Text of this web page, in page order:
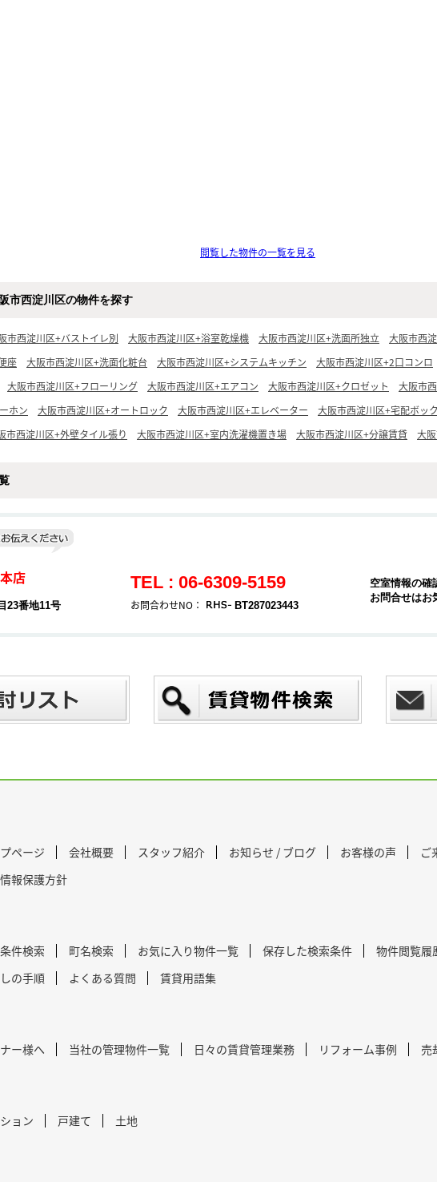
閲覧した物件の一覧を見る
市西淀川区の物件を探す
市西淀川区+バストイレ別 大阪市西淀川区+浴室乾燥機 大阪市西淀川区+洗面所独立
大阪市西
座
大阪市西淀川区+洗面化粧台 大阪市西淀川区+システムキッチン
大阪市西淀川区+2口コンロ
大阪市西淀川区+フローリング 大阪市西淀川区+エアコン 大阪市西淀川区+クロゼット
大阪市
ホン
大阪市西淀川区+オートロック 大阪市西淀川区+エレベーター
大阪市西淀川区+宅配ボッ
市西淀川区+外壁タイル張り 大阪市西淀川区+室内洗濯機置き場 大阪市西淀川区+分譲賃貸 大
店
23番地11号
TEL : 06-6309-5159
お問合わせNO： BT287023443
空室情報の確
お問合せはお
ページ 会社概要 スタッフ紹介 お知らせ / ブログ お客様の声
ご
報保護方針
件検索 町名検索 お気に入り物件一覧 保存した検索条件
物件閲覧履
の手順
よくある質問 賃貸用語集
ー様へ 当社の管理物件一覧 日々の賃貸管理業務 リフォーム事例 売
ョン 戸建て 土地